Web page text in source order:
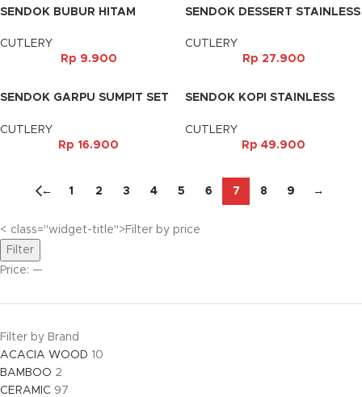
< class="widget-title">Filter by price
Filter
Price: —
Filter by Brand
ACACIA WOOD 10
BAMBOO 2
CERAMIC 97
SENDOK BUBUR HITAM
CUTLERY
Rp 9.900
SENDOK DESSERT STAINLESS
CUTLERY
Rp 27.900
SENDOK GARPU SUMPIT SET
CUTLERY
Rp 16.900
SENDOK KOPI STAINLESS
CUTLERY
Rp 49.900
← 1 2 3 4 5 6 7 8 9 →